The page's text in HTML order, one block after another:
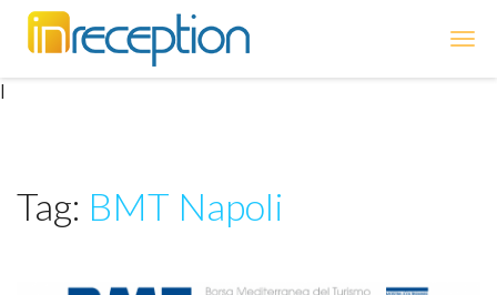
|
Tag: BMT Napoli